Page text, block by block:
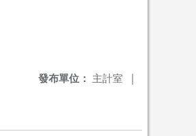
發布單位： 主計室 |